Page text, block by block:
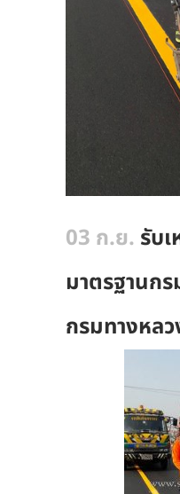
03 ก.ย. รับ
มาตรฐานก
กรมทางหล